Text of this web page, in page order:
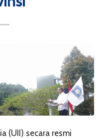
(UII) secara resmi